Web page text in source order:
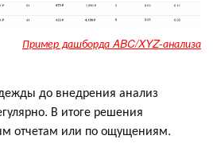
Пример дашборда ABC/XYZ-анализа
до внедрения анализ
В итоге решения
отчетам или по ощущениям.